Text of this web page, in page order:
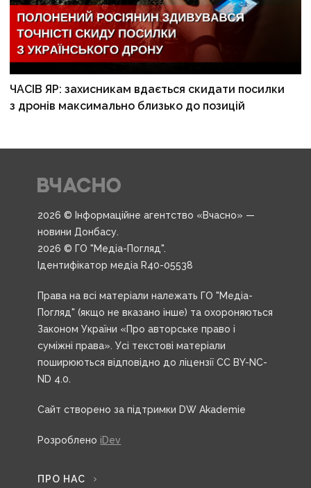
ЧАСІВ ЯР: захисникам вдається скидати посилки
з дронів максимально близько до позицій
2026 © Інформаційне агентство «Вчасно» —
новини Донбасу.
2026 © ГО "Медіа-Погляд".
Ідентифікатор медіа R40-05538
Права на всі матеріали належать ГО "Медіа-
Погляд" (якщо не вказано інше) та охороняються
Законом України «Про авторське право і
суміжні права». Усі текстові матеріали
поширюються відповідно до ліцензії CC BY-NC-
ND 4.0.
Сайт створено за підтримки DW Akademie
Розроблено iDev
ПРО НАС